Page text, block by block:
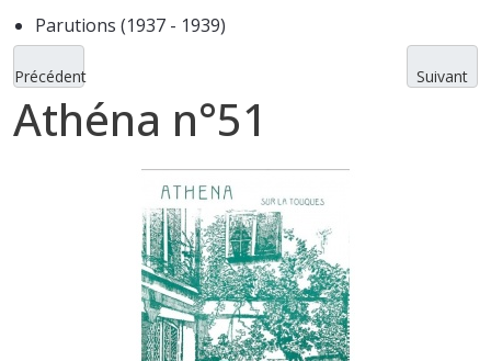
Parutions (1937 - 1939)
Précédent Suivant
Athéna n°51